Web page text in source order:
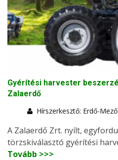
Gyérítési harvester
Zalaerdő
Hírszerkesztő: Erdő-
A Zalaerdő Zrt. nyílt,
törzskiválasztó gyérítési
Tovább >>>